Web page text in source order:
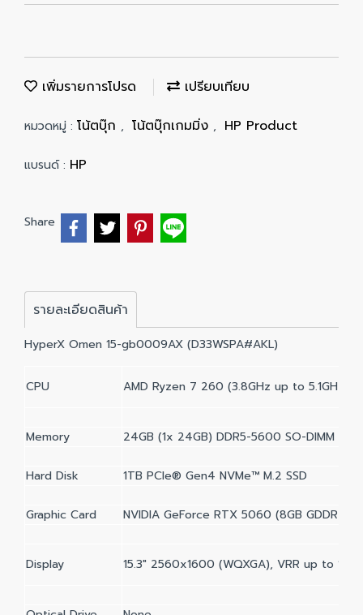
เพิ่มรายการโปรด เปรียบเทียบ
หมวดหมู่ : โน้ตบุ๊ก , โน้ตบุ๊กเกมมิ่ง , HP Product
แบรนด์ : HP
Share
รายละเอียดสินค้า
HyperX Omen 15-gb0009AX (D33WSPA#AKL)
CPU AMD Ryzen 7 260 (3.8GHz up to 5.1GHz,
Memory 24GB (1x 24GB) DDR5-5600 SO-DIMM
Hard Disk 1TB PCIe® Gen4 NVMe™ M.2 SSD
Graphic Card NVIDIA GeForce RTX 5060 (8GB GDDR7)
Display 15.3" 2560x1600 (WQXGA), VRR up to